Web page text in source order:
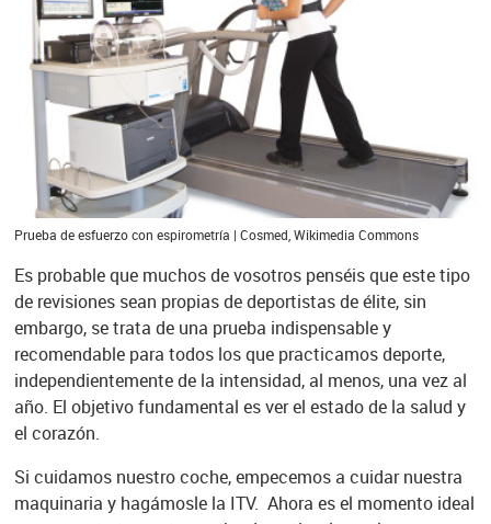
Prueba de esfuerzo con espirometría | Cosmed, Wikimedia Commons
Es probable que muchos de vosotros penséis que este tipo
de revisiones sean propias de deportistas de élite, sin
embargo, se trata de una prueba indispensable y
recomendable para todos los que practicamos deporte,
independientemente de la intensidad, al menos, una vez al
año. El objetivo fundamental es ver el estado de la salud y
el corazón.
Si cuidamos nuestro coche, empecemos a cuidar nuestra
maquinaria y hagámosle la ITV. Ahora es el momento ideal